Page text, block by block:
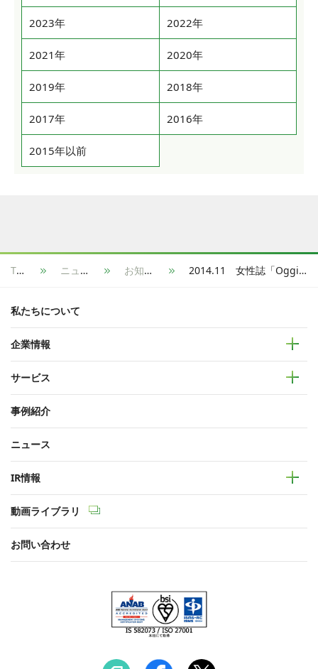
2023年 2022年
2021年 2020年
2019年 2018年
2017年 2016年
2015年以前
TOP ニュース お知らせ 2014.11 女性誌「Oggi」12月号の「女子の年収ビッグデータ」特集に取材協力
私たちについて
企業情報
サービス
事例紹介
ニュース
IR情報
動画ライブラリ
お問い合わせ